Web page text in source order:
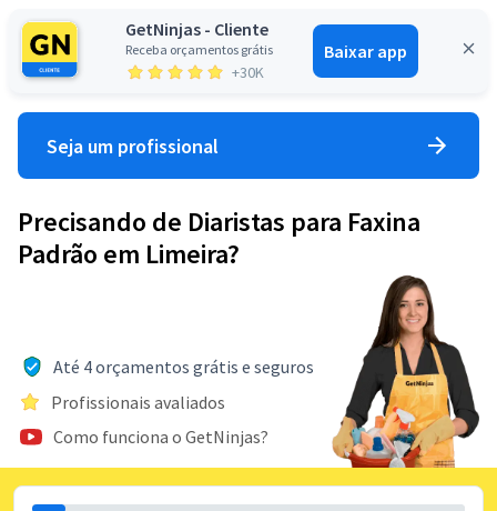
GetNinjas - Cliente
Receba orçamentos grátis
+30K
Baixar app
Entrar
Seja um profissional
Precisando de Diaristas para Faxina
Padrão em Limeira?
Até 4 orçamentos grátis e seguros
Profissionais avaliados
Como funciona o GetNinjas?